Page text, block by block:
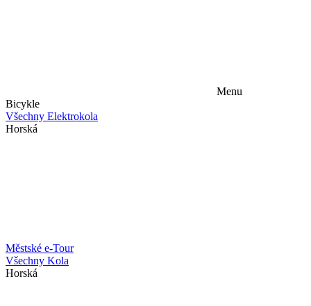
Menu
Bicykle
Všechny Elektrokola
Horská
Městské e-Tour
Všechny Kola
Horská